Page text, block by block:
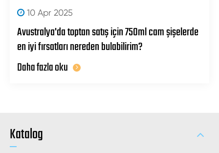
10 Apr 2025
Avustralya'da toptan satış için 750ml cam şişelerde
en iyi fırsatları nereden bulabilirim?
Daha fazla oku
Katalog